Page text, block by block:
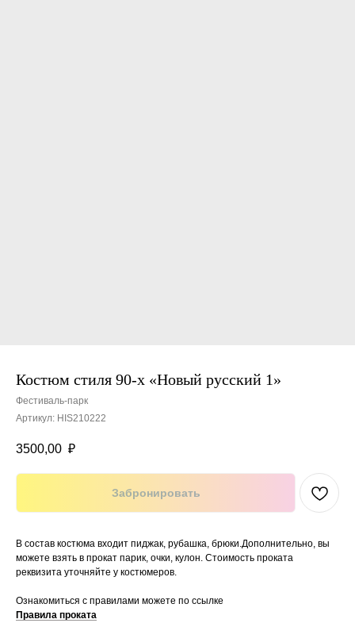
Костюм стиля 90-х «Новый русский 1»
Фестиваль-парк
Артикул: HIS210222
3500,00 ₽
Забронировать
В состав костюма входит пиджак, рубашка, брюки.Дополнительно, вы
можете взять в прокат парик, очки, кулон. Стоимость проката
реквизита уточняйте у костюмеров.
Ознакомиться с правилами можете по ссылке
Правила проката